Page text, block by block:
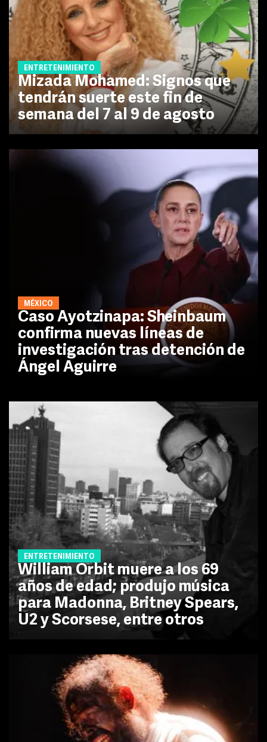
ENTRETENIMIENTO
Mizada Mohamed: Signos que
tendrán suerte este fin de
semana del 7 al 9 de agosto
MÉXICO
Caso Ayotzinapa: Sheinbaum
confirma nuevas líneas de
investigación tras detención de
Ángel Aguirre
ENTRETENIMIENTO
William Orbit muere a los 69
años de edad; produjo música
para Madonna, Britney Spears,
U2 y Scorsese, entre otros